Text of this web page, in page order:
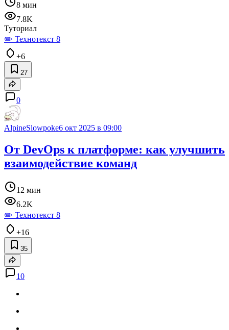
8 мин
7.8K
Туториал
✏️ Технотекст 8
+6
27
0
AlpineSlowpoke6 окт 2025 в 09:00
От DevOps к платформе: как улучшить
взаимодействие команд
12 мин
6.2K
✏️ Технотекст 8
+16
35
10